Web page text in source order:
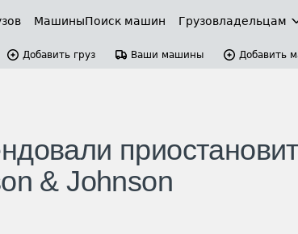
МашиныПоиск машин Грузовладельцам
Добавить груз Ваши машины Добавить
& Johnson